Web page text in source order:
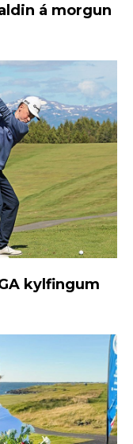
á morgun
kylfingum